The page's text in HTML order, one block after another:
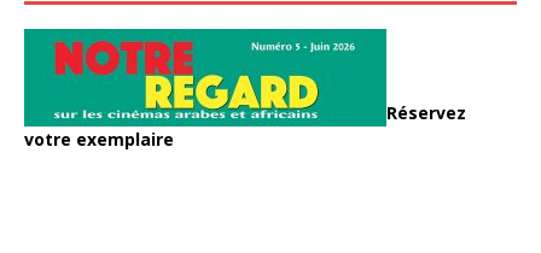
Réservez
votre exemplaire